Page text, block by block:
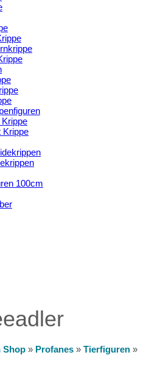
Krippe
100cm
Shop » Profanes » Tierfiguren »